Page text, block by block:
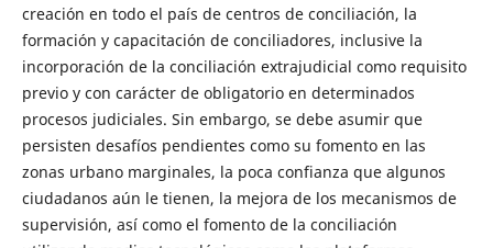
creación en todo el país de centros de conciliación, la
formación y capacitación de conciliadores, inclusive la
incorporación de la conciliación extrajudicial como requisito
previo y con carácter de obligatorio en determinados
procesos judiciales. Sin embargo, se debe asumir que
persisten desafíos pendientes como su fomento en las
zonas urbano marginales, la poca confianza que algunos
ciudadanos aún le tienen, la mejora de los mecanismos de
supervisión, así como el fomento de la conciliación